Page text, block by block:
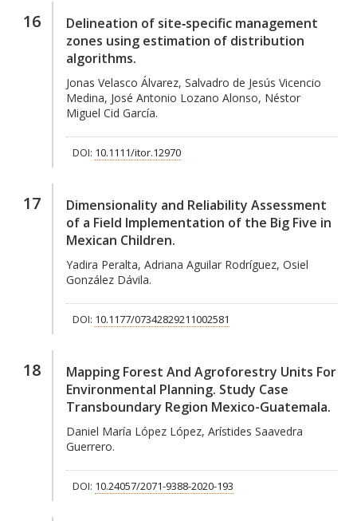
16
Delineation of site‐specific management
zones using estimation of distribution
algorithms.
Jonas Velasco Álvarez, Salvadro de Jesús Vicencio
Medina, José Antonio Lozano Alonso, Néstor
Miguel Cid García.
DOI: 10.1111/itor.12970
17
Dimensionality and Reliability Assessment
of a Field Implementation of the Big Five in
Mexican Children.
Yadira Peralta, Adriana Aguilar Rodríguez, Osiel
González Dávila.
DOI: 10.1177/07342829211002581
18
Mapping Forest And Agroforestry Units For
Environmental Planning. Study Case
Transboundary Region Mexico-Guatemala.
Daniel María López López, Arístides Saavedra
Guerrero.
DOI: 10.24057/2071-9388-2020-193